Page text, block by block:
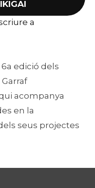
a
edició dels
acompanya
en la
seus projectes